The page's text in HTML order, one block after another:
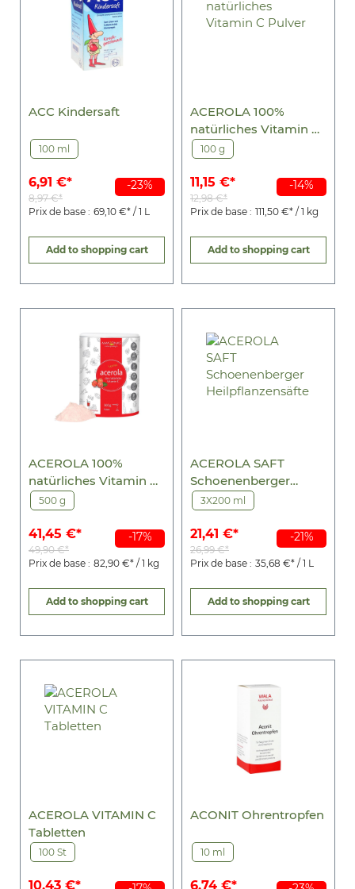
-23%
ACC Kindersaft
100 ml
6,91 €*
8,97 €*
Prix de base : 69,10 €* / 1 L
Add to shopping cart
-14%
ACEROLA 100%
natürliches Vitamin C
Pulver
100 g
11,15 €*
12,98 €*
Prix de base : 111,50 €* / 1 kg
Add to shopping cart
-17%
ACEROLA 100%
natürliches Vitamin C
Pulver
500 g
41,45 €*
49,90 €*
Prix de base : 82,90 €* / 1 kg
Add to shopping cart
-21%
ACEROLA SAFT
Schoenenberger
Heilpflanzensäfte
3X200 ml
21,41 €*
26,99 €*
Prix de base : 35,68 €* / 1 L
Add to shopping cart
ACEROLA VITAMIN C
Tabletten
100 St
10,43 €*
ACONIT Ohrentropfen
10 ml
6,74 €*